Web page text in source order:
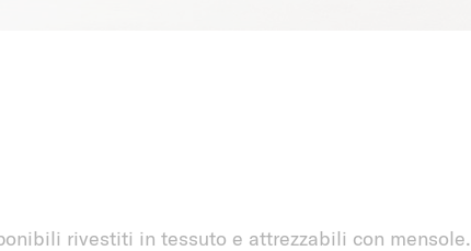
rivestiti in tessuto e attrezzabili con mensole.